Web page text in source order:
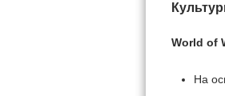
World of
На